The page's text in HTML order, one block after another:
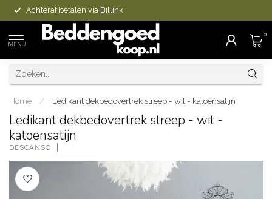
Achteraf betalen via Billink
MENU
0
Home / Ledikant dekbedovertrek streep - wit - katoensatijn
Ledikant dekbedovertrek streep - wit -
katoensatijn
DESCANSO